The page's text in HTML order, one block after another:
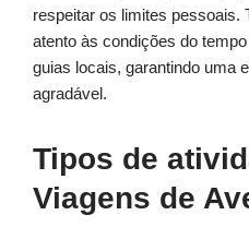
respeitar os limites pessoais.
atento às condições do
guias locais, garantindo uma
agradável.
Tipos de
Viagens de